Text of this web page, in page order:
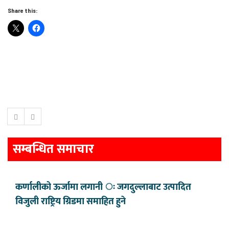
Share this:
सम्बन्धित समाचार
कर्णालीको ऊर्जामा लगानी ः जगदुल्लाबाट उत्पादित
विजुली राष्ट्रिय ग्रिडमा समाहित हुने